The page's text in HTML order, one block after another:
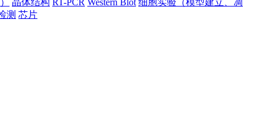
晶体结构 RT-PCR Western Blot 细胞实验（模型建立、凋
测 芯片